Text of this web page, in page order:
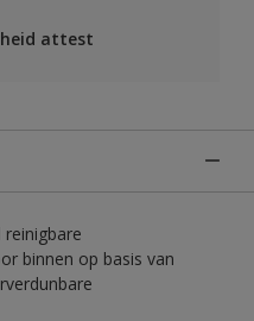
attest
reinigbare
binnen op basis van